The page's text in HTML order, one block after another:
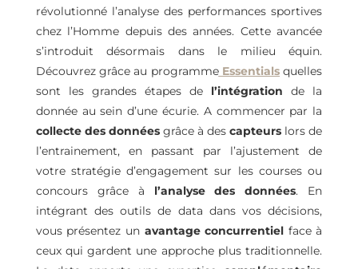
révolutionné l’analyse des performances sportives
chez l’Homme depuis des années. Cette avancée
s’introduit désormais dans le milieu équin.
Découvrez grâce au programmeEssentials quelles
sont les grandes étapes de l’intégration de la
donnée au sein d’une écurie. A commencer par la
collecte des donnéesgrâce à descapteurs lors de
l’entrainement, en passant par l’ajustement de
votre stratégie d’engagement sur les courses ou
concours grâce à l’analyse des données. En
intégrant des outils de data dans vos décisions,
vous présentez un avantage concurrentiel face à
ceux qui gardent une approche plus traditionnelle.